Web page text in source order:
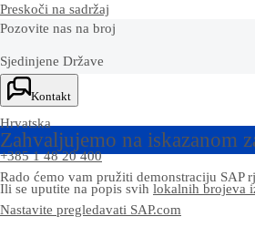
Preskoči na sadržaj
Pozovite nas na broj
Sjedinjene Države
+1-800-872-1727
Hrvatska
+385 1 48 20 400
Ili se uputite na popis svih lokalnih brojeva
Kontakt
Zahvaljujemo na iskazanom
Rado ćemo vam pružiti demonstraciju SAP
Nastavite pregledavati SAP.com